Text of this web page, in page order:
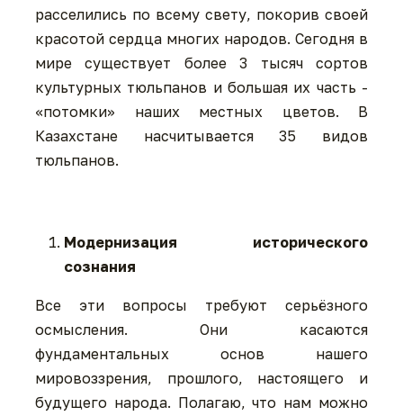
расселились по всему свету, покорив своей
красотой сердца многих народов. Сегодня в
мире существует более 3 тысяч сортов
культурных тюльпанов и большая их часть -
«потомки» наших местных цветов. В
Казахстане насчитывается 35 видов
тюльпанов.
Модернизация исторического
сознания
Все эти вопросы требуют серьёзного
осмысления. Они касаются
фундаментальных основ нашего
мировоззрения, прошлого, настоящего и
будущего народа. Полагаю, что нам можно